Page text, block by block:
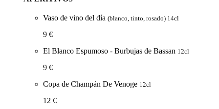
Vaso de vino del día (blanco, tinto, rosado) 14cl
9 €
El Blanco Espumoso - Burbujas de Bassan 12cl
9 €
Copa de Champán De Venoge 12cl
12 €